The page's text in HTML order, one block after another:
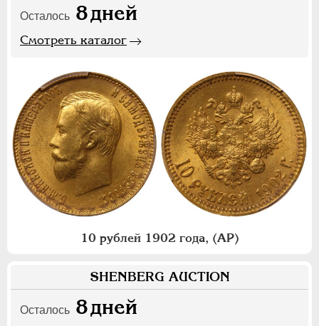
Осталось 8дней
Смотреть каталог
10 рублей 1902 года, (АР)
SHENBERG AUCTION
Осталось 8дней